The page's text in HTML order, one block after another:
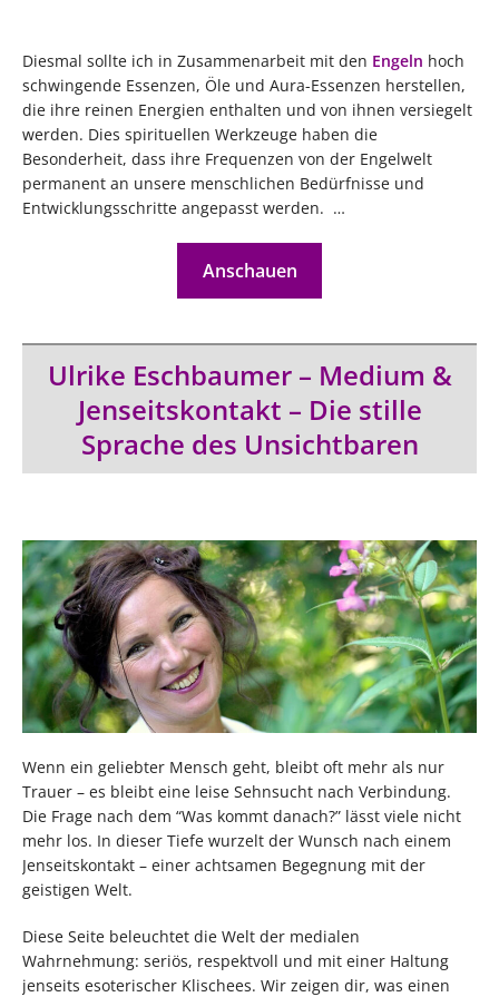
Diesmal sollte ich in Zusammenarbeit mit den Engeln hoch
schwingende Essenzen, Öle und Aura-Essenzen herstellen,
die ihre reinen Energien enthalten und von ihnen versiegelt
werden. Dies spirituellen Werkzeuge haben die
Besonderheit, dass ihre Frequenzen von der Engelwelt
permanent an unsere menschlichen Bedürfnisse und
Entwicklungsschritte angepasst werden. …
Anschauen
Ulrike Eschbaumer – Medium &
Jenseitskontakt – Die stille
Sprache des Unsichtbaren
Wenn ein geliebter Mensch geht, bleibt oft mehr als nur
Trauer – es bleibt eine leise Sehnsucht nach Verbindung.
Die Frage nach dem “Was kommt danach?” lässt viele nicht
mehr los. In dieser Tiefe wurzelt der Wunsch nach einem
Jenseitskontakt – einer achtsamen Begegnung mit der
geistigen Welt.
Diese Seite beleuchtet die Welt der medialen
Wahrnehmung: seriös, respektvoll und mit einer Haltung
jenseits esoterischer Klischees. Wir zeigen dir, was einen